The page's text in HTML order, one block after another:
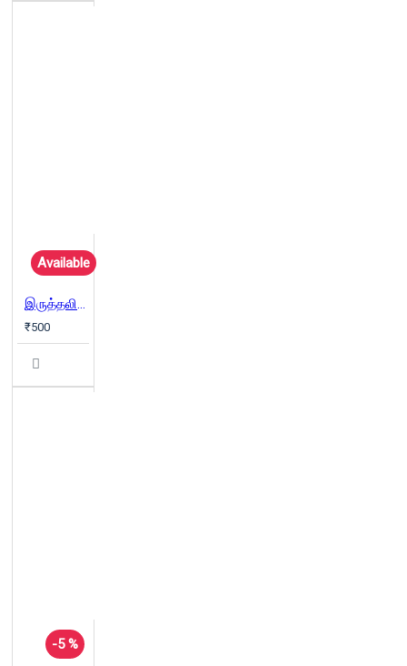
Available
இருத்தலியமும் மார்க்ஸியமும்
₹500
-5 %